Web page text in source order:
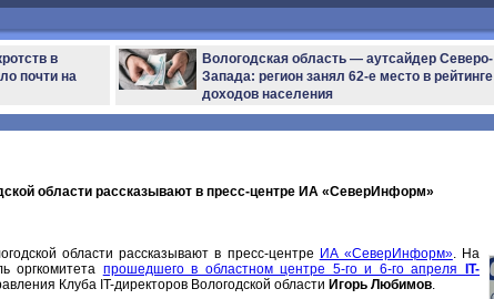
в
почти на
Вологодская область — аутсайдер Северо-
Запада: регион занял 62-е место в рейтинге
доходов населения
области рассказывают в пресс-центре ИА «СеверИнформ»
области рассказывают в пресс-центре ИА «СеверИнформ». На
оргкомитета прошедшего в областном центре 5-го и 6-го апреля
IT-
Клуба IT-директоров Вологодской области Игорь Любимов.